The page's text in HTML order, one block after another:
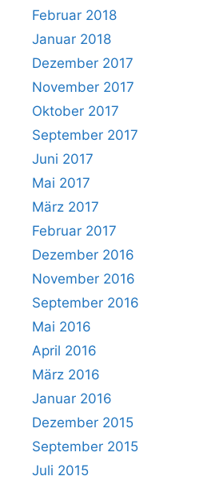
Februar 2018
Januar 2018
Dezember 2017
November 2017
Oktober 2017
September 2017
Juni 2017
Mai 2017
März 2017
Februar 2017
Dezember 2016
November 2016
September 2016
Mai 2016
April 2016
März 2016
Januar 2016
Dezember 2015
September 2015
Juli 2015